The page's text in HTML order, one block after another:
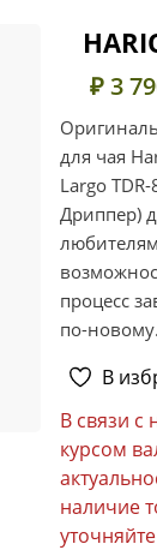
₽ 3
для чая
Largo
Дриппер)
процесс
по-новому.
В
В связи с
курсом
наличие